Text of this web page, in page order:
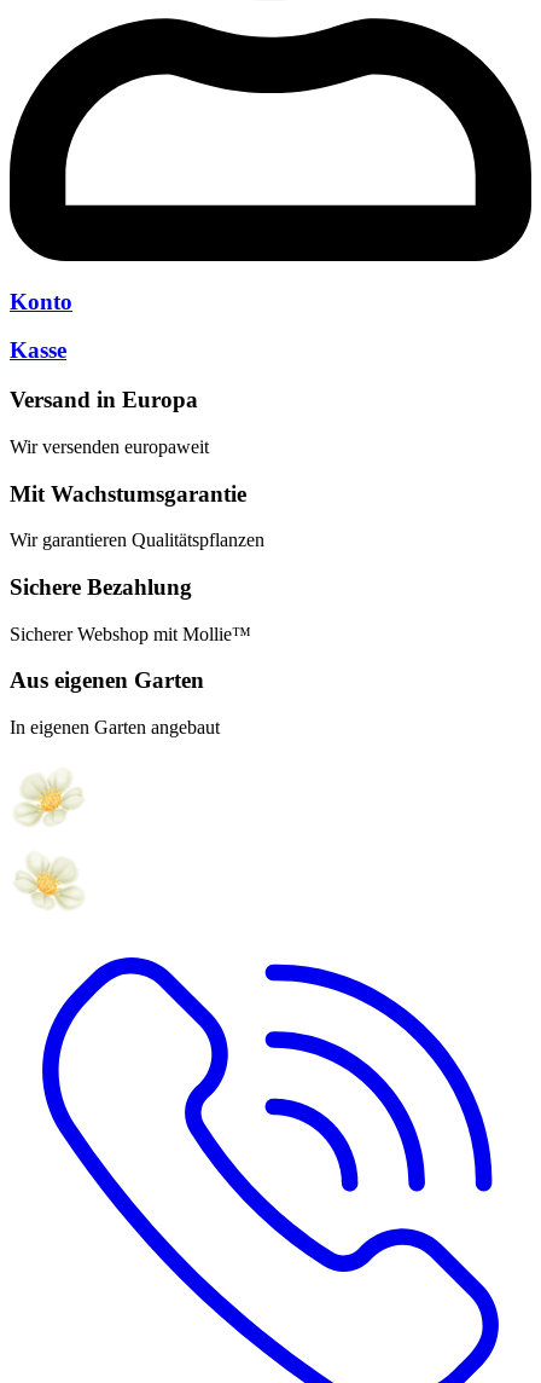
Konto
Kasse
Versand in Europa
Wir versenden europaweit
Mit Wachstumsgarantie
Wir garantieren Qualitätspflanzen
Sichere Bezahlung
Sicherer Webshop mit Mollie™
Aus eigenen Garten
In eigenen Garten angebaut